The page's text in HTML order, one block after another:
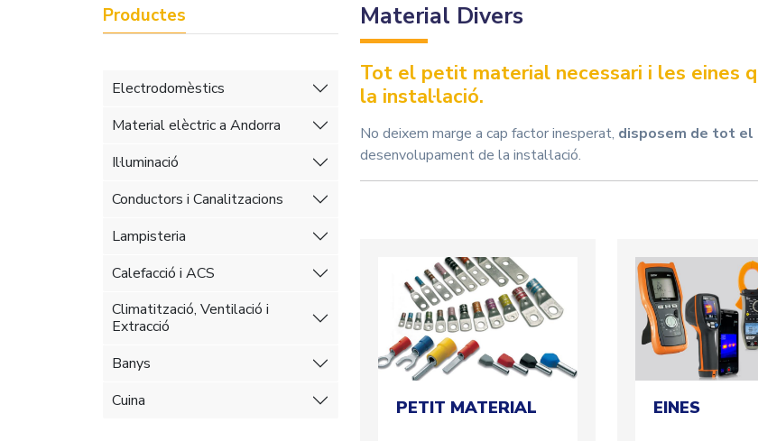
Productes
Electrodomèstics
Material elèctric a Andorra
Il·luminació
Conductors i Canalitzacions
Lampisteria
Calefacció i ACS
Climatització, Ventilació i
Extracció
Banys
Cuina
Material Divers
Tot el petit material necessari i les eines
la instal·lació.
No deixem marge a cap factor inesperat, disposem de tot el
desenvolupament de la instal·lació.
PETIT MATERIAL EINES